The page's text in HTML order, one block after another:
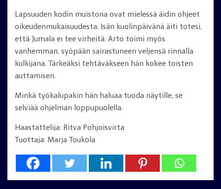
Lapsuuden kodin muistona ovat mielessä äidin ohjeet
oikeudenmukaisuudesta. Isän kuolinpäivänä äiti totesi,
että Jumala ei tee virheitä. Arto toimi myös
vanhemman, syöpään sairastuneen veljensä rinnalla
kulkijana. Tärkeäksi tehtäväkseen hän kokee toisten
auttamisen.
Minkä työkalupakin hän haluaa tuoda näytille, se
selviää ohjelman loppupuolella.
Haastattelija: Ritva Pohjoisvirta
Tuottaja: Marja Toukola